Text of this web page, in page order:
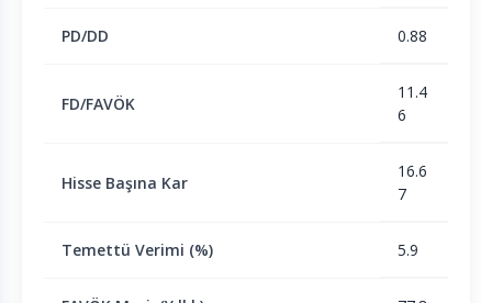
PD/DD 0.88
FD/FAVÖK
11.4
6
Hisse Başına Kar
16.6
7
Temettü Verimi (%) 5.9